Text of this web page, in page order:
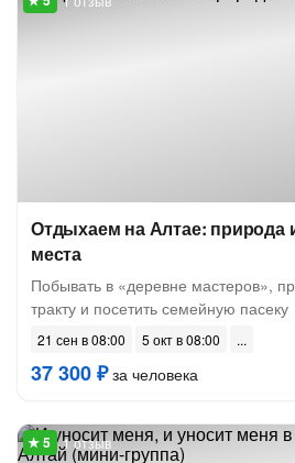
Отдыхаем на Алтае: природа
места
Побывать в «деревне мастеров»,
тракту и посетить семейную пасеку
21 сен в 08:00 5 окт в 08:00
37 300 ₽за человека
1 отзыв